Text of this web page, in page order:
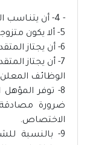
- 4- أن يتنـاسب الوزن مع الطول حسب اللائحة الطبية.
5- ألا يكون متزوجاً من غير سعودية.
6- أن يجتاز المتقدم كافة إجراءات واختبارات القبول.
7- أن يجتاز
الوظائف
8- توفر
ضرورة
الاختصاص.
9- بالنسبة